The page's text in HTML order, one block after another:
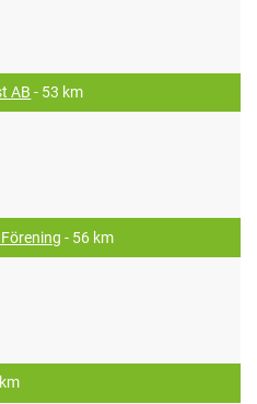
AB - 53 km
- 56 km